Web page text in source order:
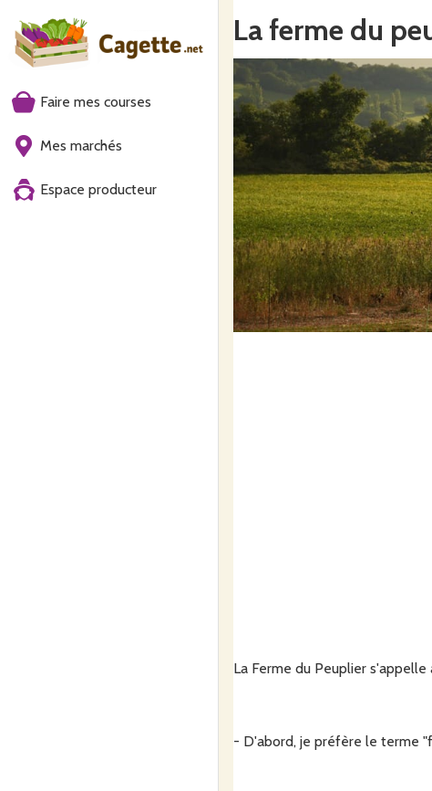
Faire mes courses
Mes marchés
Espace producteur
La ferme du
La Ferme du Peuplier s'appelle
- D'abord, je préfère le terme